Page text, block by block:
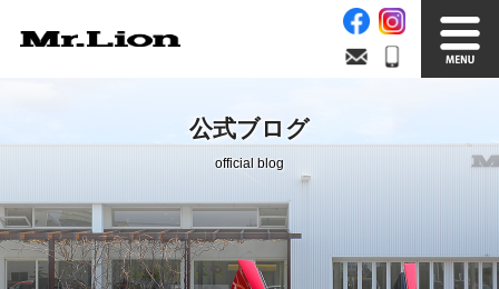
在庫車情報 買取無料査定
Factory
自社工場 サービス案内
公式ブログ
official blog